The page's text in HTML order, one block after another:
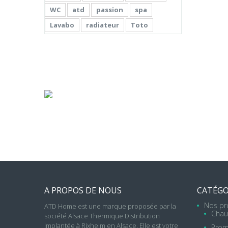
WC
atd passion
spa
Lavabo
radiateur Toto
A PROPOS DE NOUS
ATD Home est une marque proposée par la
société Alsace Thermique Distribution
implantée à Rixheim en Alsace. Elle est votre
Nos